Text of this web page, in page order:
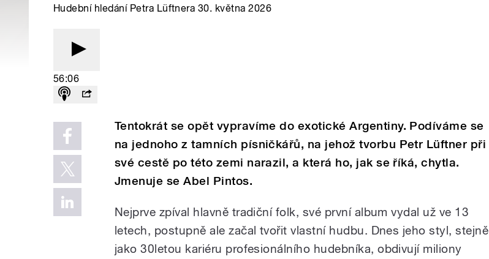
Hudební hledání Petra Lüftnera 30. května 2026
56:06
Tentokrát se opět vypravíme do exotické Argentiny. Podíváme se
na jednoho z tamních písničkářů, na jehož tvorbu Petr Lüftner při
své cestě po této zemi narazil, a která ho, jak se říká, chytla.
Jmenuje se Abel Pintos.
Nejprve zpíval hlavně tradiční folk, své první album vydal už ve 13
letech, postupně ale začal tvořit vlastní hudbu. Dnes jeho styl, stejně
jako 30letou kariéru profesionálního hudebníka, obdivují miliony